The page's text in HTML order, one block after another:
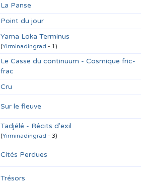
La Panse
Point du jour
Yama Loka Terminus
(Yirminadingrad - 1)
Le Casse du continuum - Cosmique fric-
frac
Cru
Sur le fleuve
Tadjélé - Récits d'exil
(Yirminadingrad - 3)
Cités Perdues
Trésors